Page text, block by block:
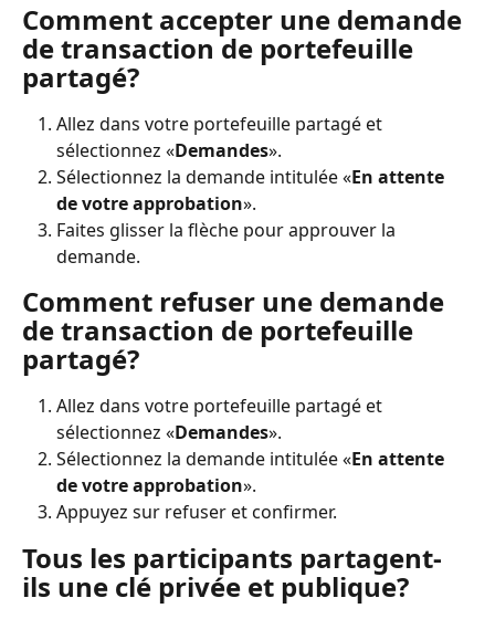
Comment accepter une demande
de transaction de portefeuille
partagé?
Allez dans votre portefeuille partagé et
sélectionnez «Demandes».
Sélectionnez la demande intitulée «En attente
de votre approbation».
Faites glisser la flèche pour approuver la
demande.
Comment refuser une demande
de transaction de portefeuille
partagé?
Allez dans votre portefeuille partagé et
sélectionnez «Demandes».
Sélectionnez la demande intitulée «En attente
de votre approbation».
Appuyez sur refuser et confirmer.
Tous les participants partagent-
ils une clé privée et publique?